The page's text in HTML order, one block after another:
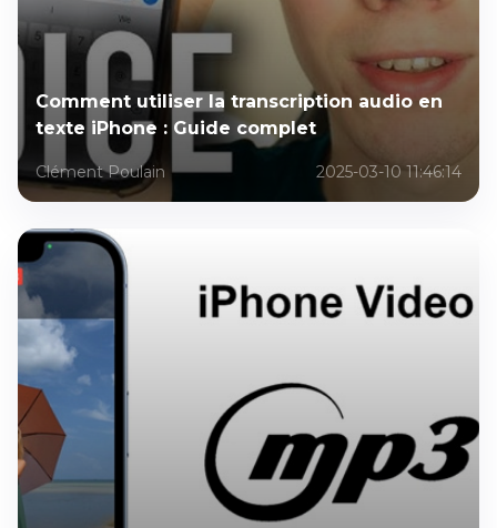
Comment utiliser la transcription audio en
texte iPhone : Guide complet
Clément Poulain 2025-03-10 11:46:14